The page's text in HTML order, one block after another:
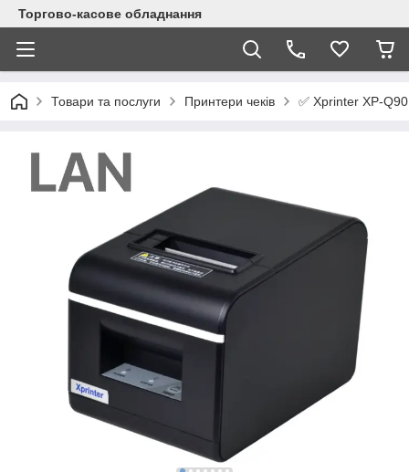
Торгово-касове обладнання
Товари та послуги Принтери чеків ✅ Xprinter XP-